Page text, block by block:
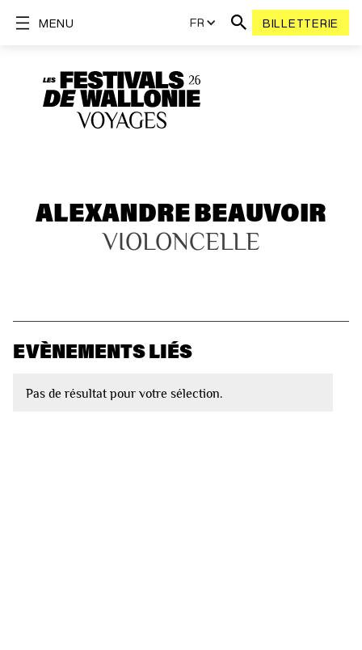
FR BILLETTERIE
MENU
ALEXANDRE BEAUVOIR
VIOLONCELLE
EVÈNEMENTS LIÉS
Pas de résultat pour votre sélection.